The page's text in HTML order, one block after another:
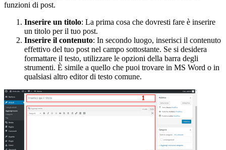
funzioni di post.
Inserire un titolo: La prima cosa che dovresti fare è inserire
un titolo per il tuo post.
Inserire il contenuto: In secondo luogo, inserisci il contenuto
effettivo del tuo post nel campo sottostante. Se si desidera
formattare il testo, utilizzare le opzioni della barra degli
strumenti. È simile a quello che puoi trovare in MS Word o in
qualsiasi altro editor di testo comune.